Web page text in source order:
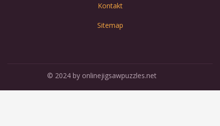
Kontakt
Sitemap
© 2024 by onlinejigsawpuzzles.net